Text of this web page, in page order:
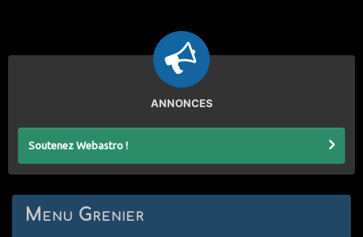
ANNONCES
Soutenez Webastro !
Menu Grenier